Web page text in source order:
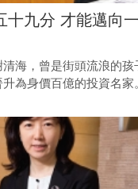
十九分 才能邁向
海，曾是街頭流浪的孩
為身價百億的投資名
，不斷閱讀自學成長